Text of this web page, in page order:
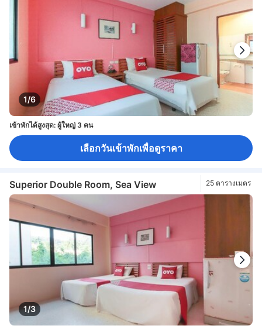
1/6
เข้าพักได้สูงสุด: ผู้ใหญ่ 3 คน
เลือกวันเข้าพักเพื่อดูราคา
Superior Double Room, Sea View 25 ตารางเมตร
1/3